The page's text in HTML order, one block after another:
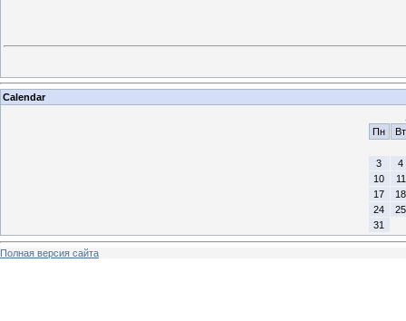
Calendar
Пн
Вт
3
4
10
11
17
18
24
25
31
Полная версия сайта